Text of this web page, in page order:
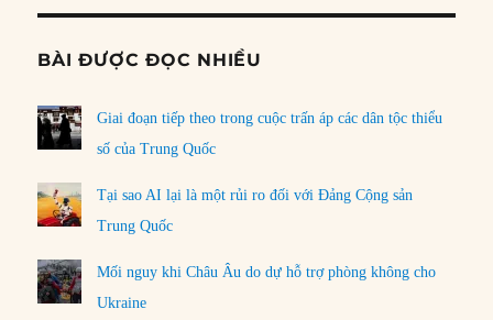
BÀI ĐƯỢC ĐỌC NHIỀU
Giai đoạn tiếp theo trong cuộc trấn áp các dân tộc thiểu
số của Trung Quốc
Tại sao AI lại là một rủi ro đối với Đảng Cộng sản
Trung Quốc
Mối nguy khi Châu Âu do dự hỗ trợ phòng không cho
Ukraine